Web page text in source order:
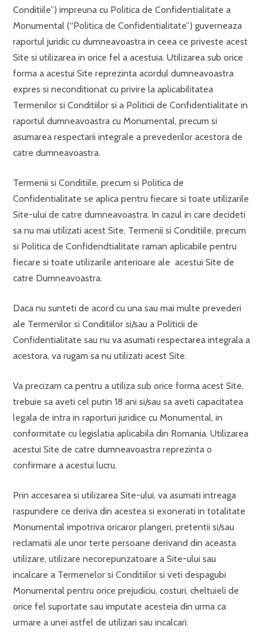
Conditiile”) impreuna cu Politica de Confidentialitate a
Monumental (“Politica de Confidentialitate”) guverneaza
raportul juridic cu dumneavoastra in ceea ce priveste acest
Site si utilizarea in orice fel a acestuia. Utilizarea sub orice
forma a acestui Site reprezinta acordul dumneavoastra
expres si neconditionat cu privire la aplicabilitatea
Termenilor si Conditiilor si a Politicii de Confidentialitate in
raportul dumneavoastra cu Monumental, precum si
asumarea respectarii integrale a prevederilor acestora de
catre dumneavoastra.
Termenii si Conditiile, precum si Politica de
Confidentialitate se aplica pentru fiecare si toate utilizarile
Site-ului de catre dumneavoastra. In cazul in care decideti
sa nu mai utilizati acest Site, Termenii si Conditiile, precum
si Politica de Confidendtialitate raman aplicabile pentru
fiecare si toate utilizarile anterioare ale acestui Site de
catre Dumneavoastra.
Daca nu sunteti de acord cu una sau mai multe prevederi
ale Termenilor si Conditiilor si/sau a Politicii de
Confidentialitate sau nu va asumati respectarea integrala a
acestora, va rugam sa nu utilizati acest Site.
Va precizam ca pentru a utiliza sub orice forma acest Site,
trebuie sa aveti cel putin 18 ani si/sau sa aveti capacitatea
legala de intra in raporturi juridice cu Monumental, in
conformitate cu legislatia aplicabila din Romania. Utilizarea
acestui Site de catre dumneavoastra reprezinta o
confirmare a acestui lucru.
Prin accesarea si utilizarea Site-ului, va asumati intreaga
raspundere ce deriva din acestea si exonerati in totalitate
Monumental impotriva oricaror plangeri, pretentii si/sau
reclamatii ale unor terte persoane derivand din aceasta
utilizare, utilizare necorepunzatoare a Site-ului sau
incalcare a Termenelor si Conditiilor si veti despagubi
Monumental pentru orice prejudiciu, costuri, cheltuieli de
orice fel suportate sau imputate acesteia din urma ca
urmare a unei astfel de utilizari sau incalcari.